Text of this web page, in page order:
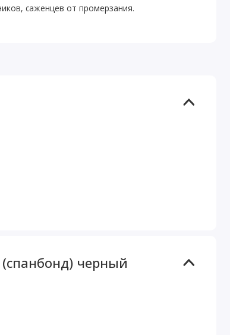
саженцев от промерзания.
черный